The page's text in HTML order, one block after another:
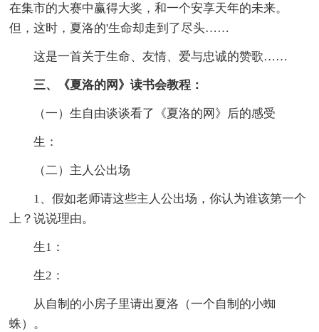
在集市的大赛中赢得大奖，和一个安享天年的未来。
但，这时，夏洛的'生命却走到了尽头……
这是一首关于生命、友情、爱与忠诚的赞歌……
三、《夏洛的网》读书会教程：
（一）生自由谈谈看了《夏洛的网》后的感受
生：
（二）主人公出场
1、假如老师请这些主人公出场，你认为谁该第一个
上？说说理由。
生1：
生2：
从自制的小房子里请出夏洛（一个自制的小蜘
蛛）。